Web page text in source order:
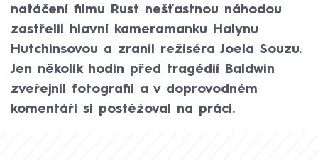
natáčení filmu Rust nešťastnou náhodou
zastřelil hlavní kameramanku Halynu
Hutchinsovou a zranil režiséra Joela Souzu.
Jen několik hodin před tragédií Baldwin
zveřejnil fotografii a v doprovodném
komentáři si postěžoval na práci.